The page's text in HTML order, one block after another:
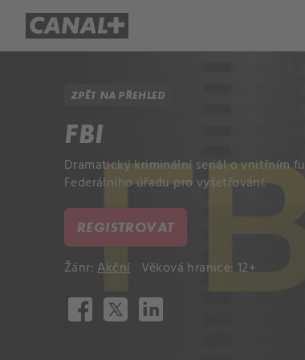
ZPĚT NA PŘEHLED
FBI
Dramatický kriminální seriál o vnitřním
Federálního úřadu pro vyšetřování.
REGISTROVAT
Žánr:Akční Věková hranice: 12+